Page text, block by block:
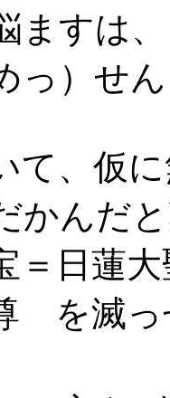
ますは
っ）せ
て、仮
かんだ
＝日蓮
を滅っ